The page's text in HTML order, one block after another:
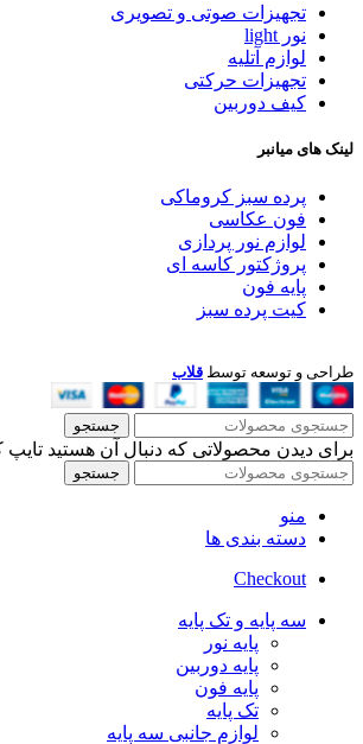
تجهیزات صوتی و تصویری
نور light
لوازم آتلیه
تجهیزات حرکتی
کیف دوربین
لینک های میانبر
پرده سبز کروماکی
فون عکاسی
لوازم نور پردازی
پروژکتور کاسه ای
پایه فون
کیت پرده سبز
طراحی و توسعه توسط قلاب
جستجو
برای دیدن محصولاتی که دنبال آن هستید تایپ
جستجو
منو
دسته بندی ها
Checkout
سه پایه و تک پایه
پایه نور
پایه دوربین
پایه فون
تک پایه
لوازم جانبی سه پایه